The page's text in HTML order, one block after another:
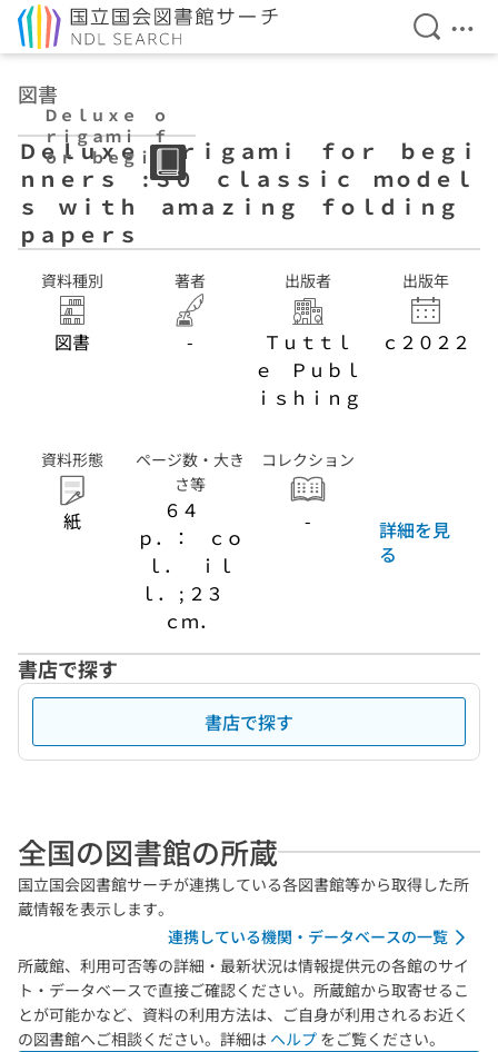
検索を
メ
図書
Ｄｅｌｕｘｅ ｏ
ｒｉｇａｍｉ ｆ
ｏｒ ｂｅｇｉｎ
ｎｅｒｓ : ３
０ ｃｌａｓｓｉ
ｃ ｍｏｄｅｌ
ｓ ｗｉｔｈ ａ
ｏｌｄｉｎｇ ｐ
ａｐｅｒｓ
Ｄｅｌｕｘｅ ｏｒｉｇａｍｉ ｆｏｒ ｂｅｇｉ
ｎｎｅｒｓ : ３０ ｃｌａｓｓｉｃ ｍｏｄｅｌ
ｓ ｗｉｔｈ ａｍａｚｉｎｇ ｆｏｌｄｉｎｇ
ｐａｐｅｒｓ
資料種別
図書
著者
-
出版者
Ｔｕｔｔｌ
ｅ Ｐｕｂｌ
ｉｓｈｉｎｇ
出版年
ｃ２０２２
資料形態
紙
ページ数・大き
さ等
６４
ｐ．： ｃｏ
ｌ． ｉｌ
ｌ． ; ２３
ｃｍ．
コレクション
-
詳細を見
る
書店で探す
書店で探す
全国の図書館の所蔵
国立国会図書館サーチが連携している各図書館等から取得した所
蔵情報を表示します。
連携している機関・データベースの一覧
所蔵館、利用可否等の詳細・最新状況は情報提供元の各館のサイ
ト・データベースで直接ご確認ください。所蔵館から取寄せるこ
とが可能かなど、資料の利用方法は、ご自身が利用されるお近く
の図書館へご相談ください。詳細は ヘルプ をご覧ください。